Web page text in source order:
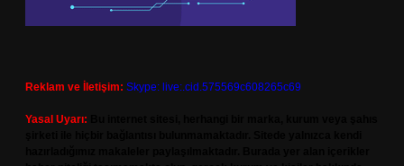
Reklam ve İletişim: Skype: live:.cid.575569c608265c69
Yasal Uyarı: